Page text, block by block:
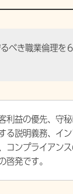
べき職業倫理を
利益の優先、守
る説明義務、イ
コンプライアン
啓発です。